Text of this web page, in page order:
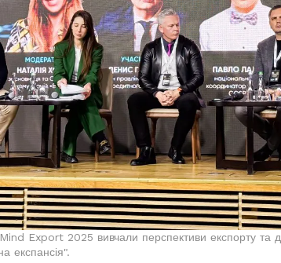
Export 2025 вивчали перспективи експорту та
експансія".